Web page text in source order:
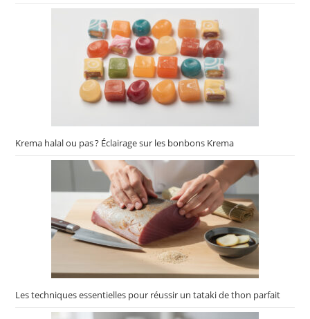
Krema halal ou pas ? Éclairage sur les bonbons Krema
Les techniques essentielles pour réussir un tataki de thon parfait